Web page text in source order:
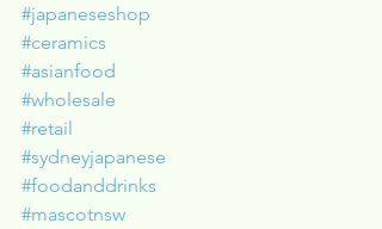
#japaneseshop
#ceramics
#asianfood
#wholesale
#retail
#sydneyjapanese
#foodanddrinks
#mascotnsw